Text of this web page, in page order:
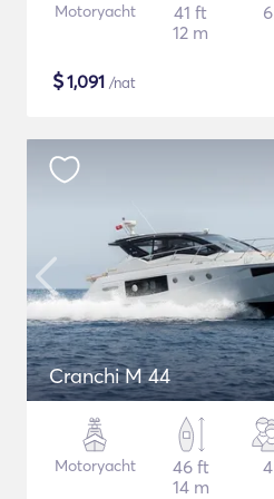
Motoryacht
41 ft
12 m
6
$1,091 /nat
Cranchi M 44
Motoryacht
46 ft
14 m
4